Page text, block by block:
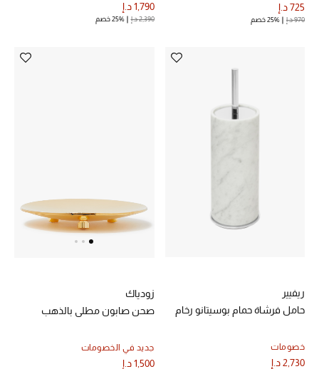
725 د.إ
970 د.إ 25% خصم
1,790 د.إ
2,390 د.إ 25% خصم
ريفيير
حامل فرشاة حمام بوسيتانو رخام
خصومات
2,730 د.إ
زودياك
صحن صابون مطلي بالذهب
جديد في الخصومات
1,500 د.إ